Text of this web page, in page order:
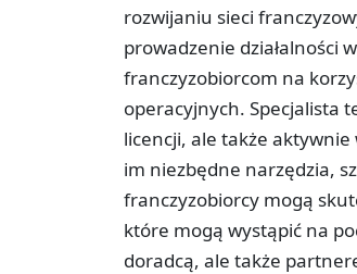
rozwijaniu sieci
prowadzenie działalności
franczyzobiorcom na
operacyjnych. Specjalista
licencji, ale także
im niezbędne narzędzia,
franczyzobiorcy mogą
które mogą wystąpić na
doradcą, ale także